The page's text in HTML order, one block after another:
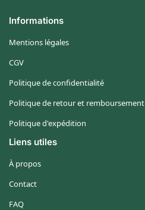
Informations
Mentions légales
CGV
Politique de confidentialité
Politique de retour et remboursement
Politique d'expédition
Liens utiles
À propos
Contact
FAQ